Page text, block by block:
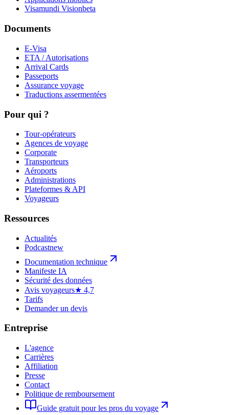
Visamundi Visionbeta
Documents
E-Visa
ETA / Autorisations
Arrival Cards
Passeports
Assurance voyage
Traductions assermentées
Pour qui ?
Tour-opérateurs
Agences de voyage
Corporate
Transporteurs
Aéroports
Administrations
Plateformes & API
Voyageurs
Ressources
Actualités
Podcastnew
Documentation technique
Manifeste IA
Sécurité des données
Avis voyageurs★ 4,7
Tarifs
Demander un devis
Entreprise
L'agence
Carrières
Affiliation
Presse
Contact
Politique de remboursement
Guide gratuit pour les pros du voyage